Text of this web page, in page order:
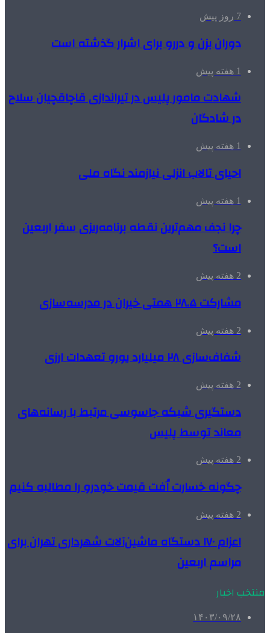
7 روز پیش
دوران بزن و دررو برای اشرار گذشته است
1 هفته پیش
شهادت مامور پلیس در تیراندازی قاچاقچیان سلاح
در شادگان
1 هفته پیش
احیای تالاب انزلی نیازمند نگاه ملی
1 هفته پیش
چرا نجف مهم‌ترین نقطه برنامه‌ریزی سفر اربعین
است؟
2 هفته پیش
مشارکت ۲۸.۵ همتی خیران در مدرسه‌سازی
2 هفته پیش
شفاف‌سازی ۲۸ میلیارد یورو تعهدات ارزی
2 هفته پیش
دستگیری شبکه جاسوسی مرتبط با رسانه‌های
معاند توسط پلیس
2 هفته پیش
چگونه خسارت اُفت قیمت خودرو را مطالبه کنیم
2 هفته پیش
اعزام ۱۷۰ دستگاه ماشین‌آلات شهرداری تهران برای
مراسم اربعین
منتخب اخبار
۱۴۰۳/۰۹/۲۸